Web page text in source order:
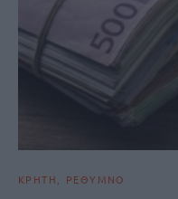
ΚΡΗΤΗ ΡΕΘΥΜΝΟ